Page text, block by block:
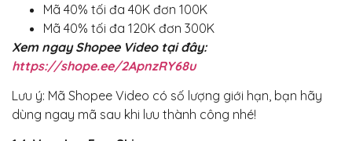
Mã 40% tối đa 40K đơn 100K
Mã 40% tối đa 120K đơn 300K
Xem ngay Shopee Video tại đây:
https://shope.ee/2ApnzRY68u
Lưu ý: Mã Shopee Video có số lượng giới hạn, bạn hãy
dùng ngay mã sau khi lưu thành công nhé!